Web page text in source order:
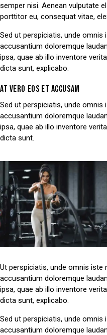
semper nisi. Aenean vulputate
porttitor eu, consequat vitae,
Sed ut perspiciatis, unde
accusantium doloremque
ipsa, quae ab illo inventore
dicta sunt, explicabo.
AT VERO EOS ET ACCUSAM
Sed ut perspiciatis, unde
accusantium doloremque
ipsa, quae ab illo inventore
dicta sunt.
Ut perspiciatis, unde omnis
accusantium doloremque
ipsa, quae ab illo inventore
dicta sunt, explicabo.
Sed ut perspiciatis, unde
accusantium doloremque